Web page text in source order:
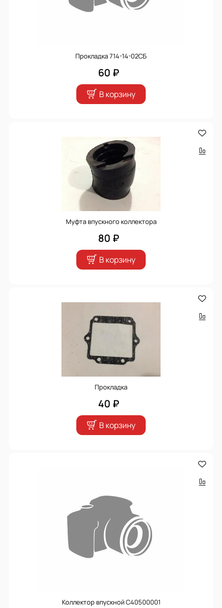
Прокладка 714-14-02СБ
60 ₽
В корзину
Муфта впускного коллектора
80 ₽
В корзину
Прокладка
40 ₽
В корзину
Коллектор впускной C40500001